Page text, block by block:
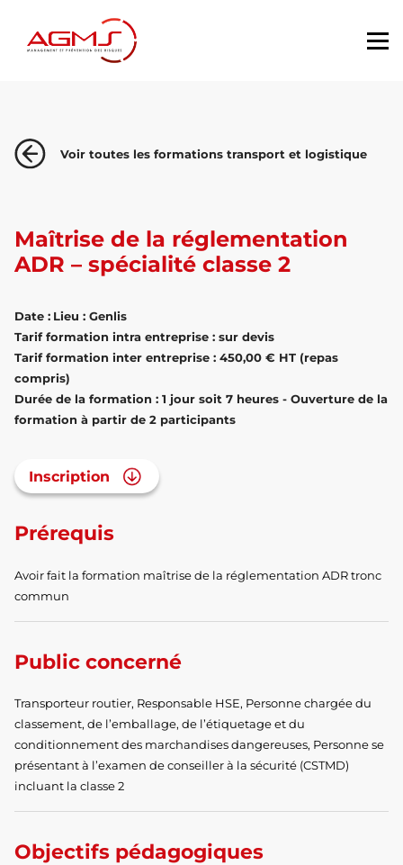
Voir toutes les formations transport et logistique
Maîtrise de la réglementation
ADR – spécialité classe 2
Date : Lieu : Genlis
Tarif formation intra entreprise : sur devis
Tarif formation inter entreprise : 450,00 € HT (repas
compris)
Durée de la formation : 1 jour soit 7 heures - Ouverture de la
formation à partir de 2 participants
Inscription
Prérequis
Avoir fait la formation maîtrise de la réglementation ADR tronc
commun
Public concerné
Transporteur routier, Responsable HSE, Personne chargée du
classement, de l’emballage, de l’étiquetage et du
conditionnement des marchandises dangereuses, Personne se
présentant à l’examen de conseiller à la sécurité (CSTMD)
incluant la classe 2
Objectifs pédagogiques